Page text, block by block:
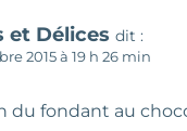
et Délices dit :
2015 à 19 h 26 min
du fondant au